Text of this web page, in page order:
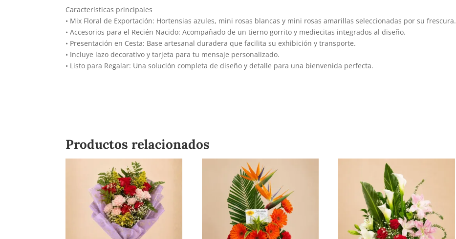
Características principales
• Mix Floral de Exportación: Hortensias azules, mini rosas blancas y mini rosas amarillas seleccionadas por su frescura.
• Accesorios para el Recién Nacido: Acompañado de un tierno gorrito y mediecitas integrados al diseño.
• Presentación en Cesta: Base artesanal duradera que facilita su exhibición y transporte.
• Incluye lazo decorativo y tarjeta para tu mensaje personalizado.
• Listo para Regalar: Una solución completa de diseño y detalle para una bienvenida perfecta.
Productos relacionados